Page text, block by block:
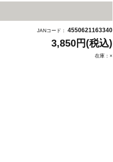
JANコード： 4550621163340
3,850円(税込)
在庫：×